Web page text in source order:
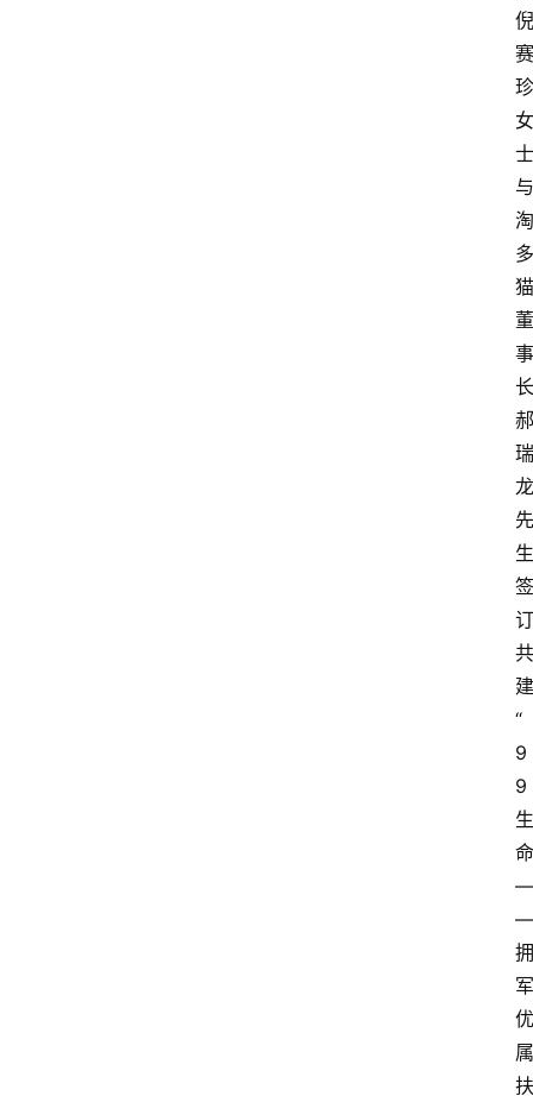
倪
赛
珍
女
士
与
淘
多
猫
董
事
长
郝
瑞
龙
先
生
签
订
共
建
“
9
9
生
命
—
—
拥
军
优
属
扶